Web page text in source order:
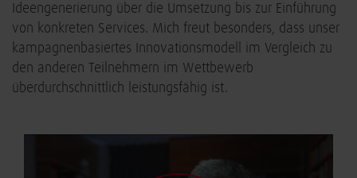
Ideengenerierung über die Umsetzung bis zur Einführung
von konkreten Services. Mich freut besonders, dass unser
kampagnenbasiertes Innovationsmodell im Vergleich zu
den anderen Teilnehmern im Wettbewerb
überdurchschnittlich leistungsfähig ist.